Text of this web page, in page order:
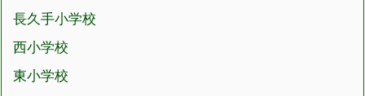
長久手小学校
西小学校
東小学校